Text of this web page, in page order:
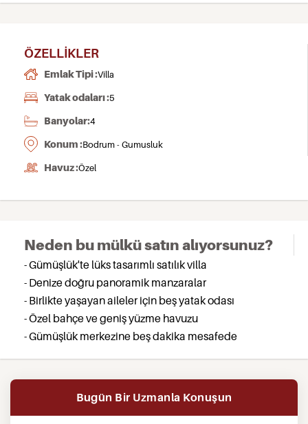
ÖZELLIKLER
Emlak Tipi :Villa
Yatak odaları :5
Banyolar:4
Konum :Bodrum - Gumusluk
Havuz :Özel
Neden bu mülkü satın alıyorsunuz?
- Gümüşlük'te lüks tasarımlı satılık villa
- Denize doğru panoramik manzaralar
- Birlikte yaşayan aileler için beş yatak odası
- Özel bahçe ve geniş yüzme havuzu
- Gümüşlük merkezine beş dakika mesafede
Bugün Bir Uzmanla Konuşun